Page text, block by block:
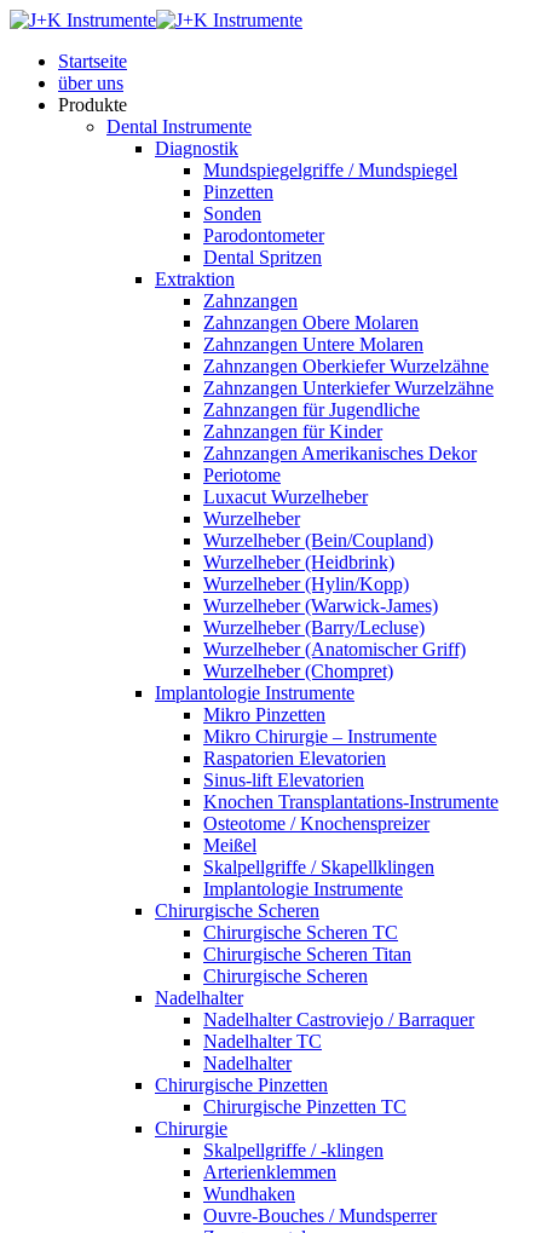
Startseite
über uns
Produkte
Dental Instrumente
Diagnostik
Mundspiegelgriffe / Mundspiegel
Pinzetten
Sonden
Parodontometer
Dental Spritzen
Extraktion
Zahnzangen
Zahnzangen Obere Molaren
Zahnzangen Untere Molaren
Zahnzangen Oberkiefer Wurzelzähne
Zahnzangen Unterkiefer Wurzelzähne
Zahnzangen für Jugendliche
Zahnzangen für Kinder
Zahnzangen Amerikanisches Dekor
Periotome
Luxacut Wurzelheber
Wurzelheber
Wurzelheber (Bein/Coupland)
Wurzelheber (Heidbrink)
Wurzelheber (Hylin/Kopp)
Wurzelheber (Warwick-James)
Wurzelheber (Barry/Lecluse)
Wurzelheber (Anatomischer Griff)
Wurzelheber (Chompret)
Implantologie Instrumente
Mikro Pinzetten
Mikro Chirurgie – Instrumente
Raspatorien Elevatorien
Sinus-lift Elevatorien
Knochen Transplantations-Instrumente
Osteotome / Knochenspreizer
Meißel
Skalpellgriffe / Skapellklingen
Implantologie Instrumente
Chirurgische Scheren
Chirurgische Scheren TC
Chirurgische Scheren Titan
Chirurgische Scheren
Nadelhalter
Nadelhalter Castroviejo / Barraquer
Nadelhalter TC
Nadelhalter
Chirurgische Pinzetten
Chirurgische Pinzetten TC
Chirurgie
Skalpellgriffe / -klingen
Arterienklemmen
Wundhaken
Ouvre-Bouches / Mundsperrer